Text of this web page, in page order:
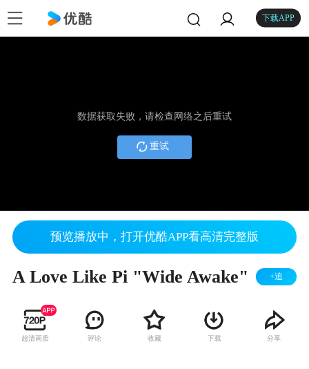
下载APP
数据获取失败，请检查网络之后重试
重试
预览播放中，打开优酷APP看高清完整版
A Love Like Pi "Wide Awake" +追
超清画质 评论 收藏 下载 分享